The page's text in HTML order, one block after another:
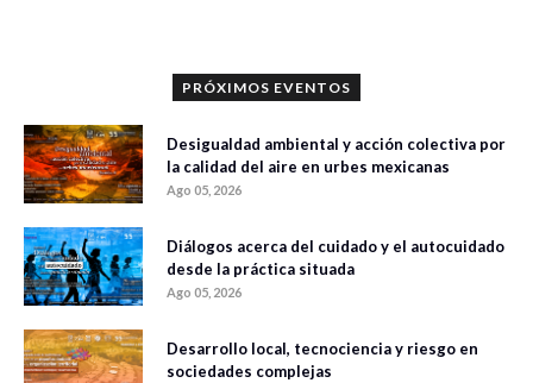
PRÓXIMOS EVENTOS
Desigualdad ambiental y acción colectiva por
la calidad del aire en urbes mexicanas
Ago 05, 2026
Diálogos acerca del cuidado y el autocuidado
desde la práctica situada
Ago 05, 2026
Desarrollo local, tecnociencia y riesgo en
sociedades complejas